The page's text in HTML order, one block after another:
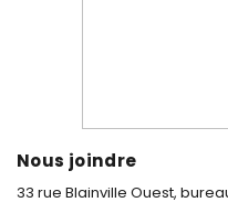
Nous joindre
33 rue Blainville Ouest,